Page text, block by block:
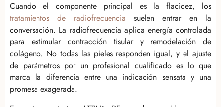
Cuando el componente principal es la flacidez, los
tratamientos de radiofrecuencia suelen entrar en la
conversación. La radiofrecuencia aplica energía controlada
para estimular contracción tisular y remodelación de
colágeno. No todas las pieles responden igual, y el ajuste
de parámetros por un profesional cualificado es lo que
marca la diferencia entre una indicación sensata y una
promesa exagerada.